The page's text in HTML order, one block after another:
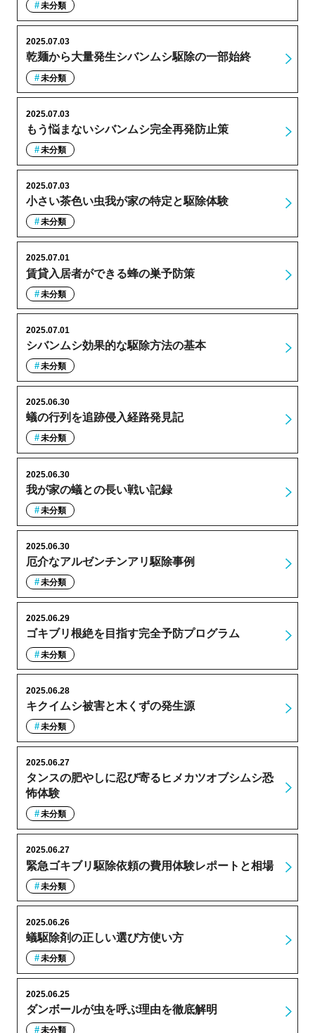
未分類
乾麺から大量発生シバンムシ駆除の一部始終
2025.07.03
未分類
もう悩まないシバンムシ完全再発防止策
2025.07.03
未分類
小さい茶色い虫我が家の特定と駆除体験
2025.07.03
未分類
賃貸入居者ができる蜂の巣予防策
2025.07.01
未分類
シバンムシ効果的な駆除方法の基本
2025.07.01
未分類
蟻の行列を追跡侵入経路発見記
2025.06.30
未分類
我が家の蟻との長い戦い記録
2025.06.30
未分類
厄介なアルゼンチンアリ駆除事例
2025.06.30
未分類
ゴキブリ根絶を目指す完全予防プログラム
2025.06.29
未分類
キクイムシ被害と木くずの発生源
2025.06.28
未分類
タンスの肥やしに忍び寄るヒメカツオブシムシ恐
怖体験
2025.06.27
未分類
緊急ゴキブリ駆除依頼の費用体験レポートと相場
2025.06.27
未分類
蟻駆除剤の正しい選び方使い方
2025.06.26
未分類
ダンボールが虫を呼ぶ理由を徹底解明
2025.06.25
未分類